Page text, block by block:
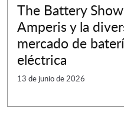
The Battery
Amperis y la
mercado de
eléctrica
13 de junio de 2026